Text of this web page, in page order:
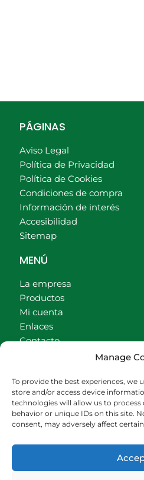
Manage
To provide the best experiences, we
store and/or access device
technologies will allow us to process
behavior or unique IDs on this site.
consent, may adversely affect
PÁGINAS
Aviso Legal
Política de Privacidad
Política de Cookies
Condiciones de compra
Información de interés
Accesibilidad
Sitemap
MENÚ
La empresa
Productos
Mi cuenta
Enlaces
Contacto
CONTACTO
942540013
696426646
609472979
Fdez. Hontoria 20.